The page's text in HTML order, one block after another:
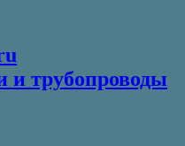
и трубопроводы